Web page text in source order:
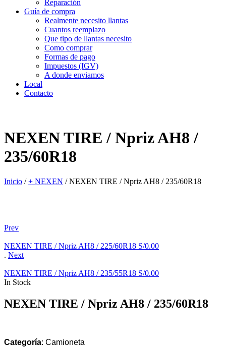
Reparación
Guía de compra
Realmente necesito llantas
Cuantos reemplazo
Que tipo de llantas necesito
Como comprar
Formas de pago
Impuestos (IGV)
A donde enviamos
Local
Contacto
NEXEN TIRE / Npriz AH8 /
235/60R18
Inicio /+ NEXEN /NEXEN TIRE / Npriz AH8 / 235/60R18
Prev
NEXEN TIRE / Npriz AH8 / 225/60R18 S/0.00
. Next
NEXEN TIRE / Npriz AH8 / 235/55R18 S/0.00
In Stock
NEXEN TIRE / Npriz AH8 / 235/60R18
Categoría: Camioneta